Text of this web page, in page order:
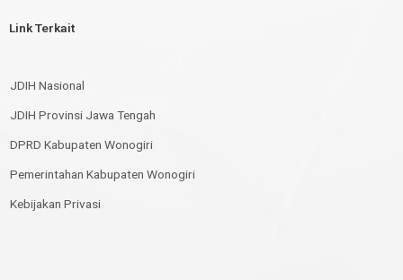
Link Terkait
JDIH Nasional
JDIH Provinsi Jawa Tengah
DPRD Kabupaten Wonogiri
Pemerintahan Kabupaten Wonogiri
Kebijakan Privasi